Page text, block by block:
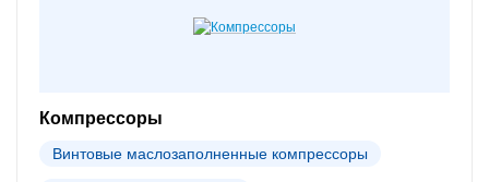
Компрессоры
Винтовые маслозаполненные компрессоры